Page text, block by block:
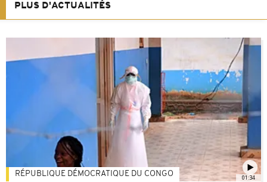
PLUS D'ACTUALITÉS
01:34
RÉPUBLIQUE DÉMOCRATIQUE DU CONGO